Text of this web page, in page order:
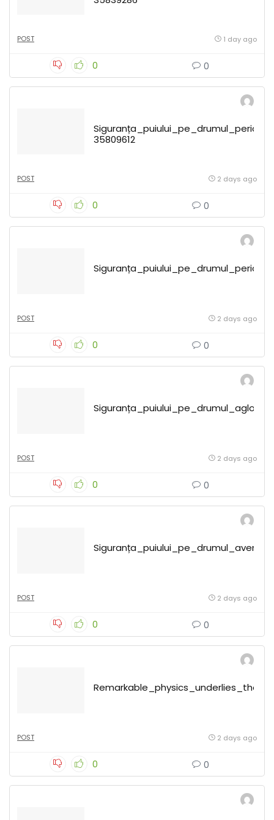
POST 1 day ago
0 0
35809612
POST 2 days ago
0 0
POST 2 days ago
0 0
POST 2 days ago
0 0
POST 2 days ago
0 0
POST 2 days ago
0 0